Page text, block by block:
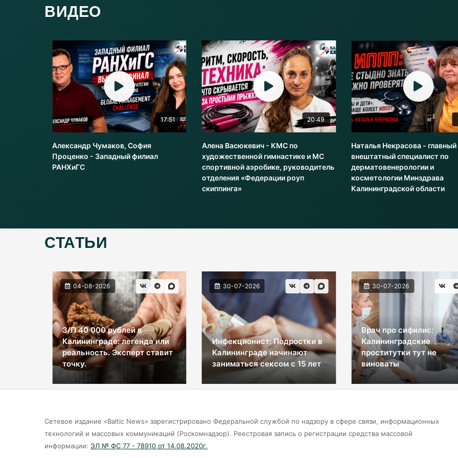
ВИДЕО
17:51
Александр Чумаков, София
Проценко - Западный филиал
РАНХиГС
20:49
Алена Васюкевич - КМС по
художественной гимнастике и МС
спортивной аэробике, руководитель
отделения «Федерации роуп
скиппинга»
Наталья Некрасова - главный
внештатный специалист по
дерматовенерологии и
косметологии Минздрава
Калининградской области
СТАТЬИ
04-08-2026
З/П 40 000 рублей в
Калининграде: легенда или
реальность. Эксперт ставит
точку.
30-07-2026
Инфекционист: Подростки в
Калининграде начинают
заниматься сексом с 15 лет
30-07-2026
Врач про сифилис:
Калининградские
проститутки тут не
виноваты
Сетевое издание «Baltic News» зарегистрировано Федеральной службой по надзору в сфере связи, информационных
технологий и массовых коммуникаций (Роскомнадзор). Реестровая запись о регистрации средства массовой
информации: ЭЛ № ФС 77 - 78910 от 14.08.2020г.